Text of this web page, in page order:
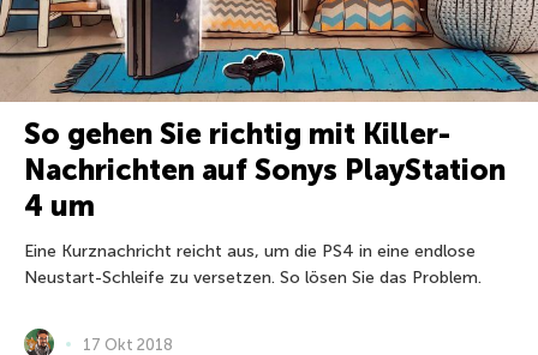
So gehen Sie richtig mit Killer-
Nachrichten auf Sonys PlayStation
4 um
Eine Kurznachricht reicht aus, um die PS4 in eine endlose
Neustart-Schleife zu versetzen. So lösen Sie das Problem.
17 Okt 2018